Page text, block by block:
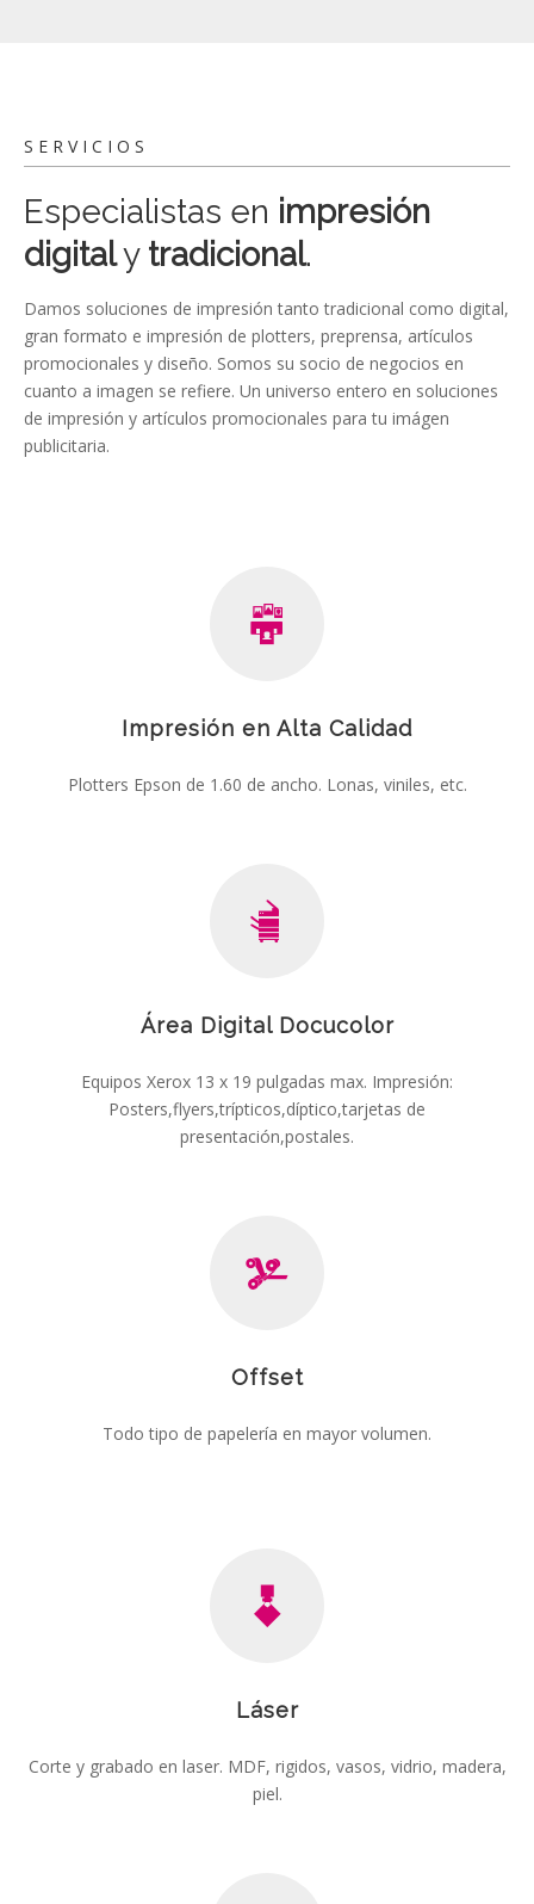
SERVICIOS
Especialistas en impresión
digitaly tradicional.
Damos soluciones de impresión tanto tradicional como digital,
gran formato e impresión de plotters, preprensa, artículos
promocionales y diseño. Somos su socio de negocios en
cuanto a imagen se refiere. Un universo entero en soluciones
de impresión y artículos promocionales para tu imágen
publicitaria.
Impresión en Alta Calidad
Plotters Epson de 1.60 de ancho. Lonas, viniles, etc.
Área Digital Docucolor
Equipos Xerox 13 x 19 pulgadas max. Impresión:
Posters,flyers,trípticos,díptico,tarjetas de
presentación,postales.
Offset
Todo tipo de papelería en mayor volumen.
Láser
Corte y grabado en laser. MDF, rigidos, vasos, vidrio, madera,
piel.